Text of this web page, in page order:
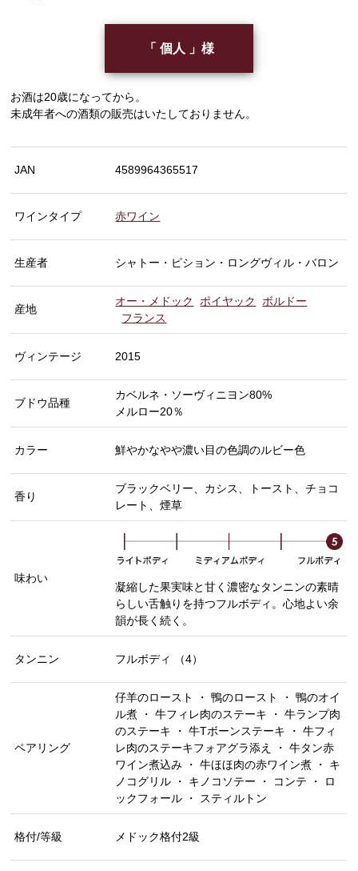
「 個人 」様
お酒は20歳になってから。
未成年者への酒類の販売はいたしておりません。
JAN 4589964365517
ワインタイプ 赤ワイン
生産者 シャトー・ピション・ロングヴィル・バロン
産地
オー・メドック ポイヤック
ボルドー
フランス
ヴィンテージ 2015
ブドウ品種
カベルネ・ソーヴィニヨン80%
メルロー20％
カラー 鮮やかなやや濃い目の色調のルビー色
香り
ブラックベリー、カシス、トースト、チョコ
レート、煙草
味わい
凝縮した果実味と甘く濃密なタンニンの素晴
らしい舌触りを持つフルボディ。心地よい余
韻が長く続く。
タンニン フルボディ （4）
ペアリング
仔羊のロースト ・ 鴨のロースト ・ 鴨のオイ
ル煮 ・ 牛フィレ肉のステーキ ・ 牛ランプ肉
のステーキ ・ 牛Tボーンステーキ ・ 牛フィ
レ肉のステーキフォアグラ添え ・ 牛タン赤
ワイン煮込み ・ 牛ほほ肉の赤ワイン煮 ・ キ
ノコグリル ・ キノコソテー ・ コンテ ・ ロ
ックフォール ・ スティルトン
格付/等級 メドック格付2級